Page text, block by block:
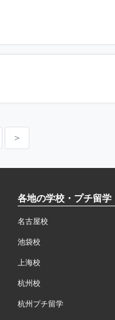
＞
各地の学校・プチ留学
名古屋校
池袋校
上海校
杭州校
杭州プチ留学